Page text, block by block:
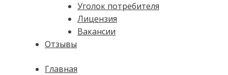
Уголок потребителя
Лицензия
Вакансии
Отзывы
Главная